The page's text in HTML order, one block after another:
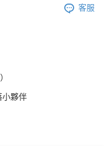
客服
小夥伴